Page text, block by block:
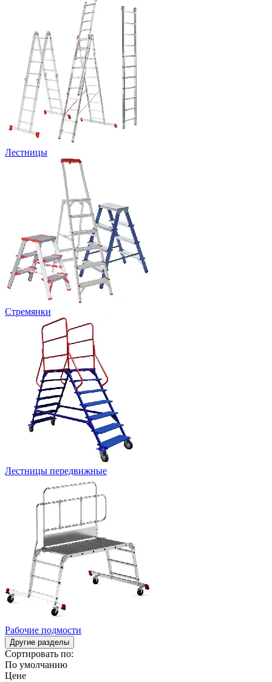
Лестницы
Стремянки
Лестницы передвижные
Рабочие подмости
Другие разделы
Сортировать по:
По умолчанию
Цене